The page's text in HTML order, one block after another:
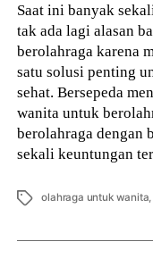
Saat ini banyak
tak ada lagi alasan
berolahraga karena
satu solusi penting
sehat. Bersepeda
wanita untuk
berolahraga dengan
sekali keuntungan
Tags olahraga untuk wanita,